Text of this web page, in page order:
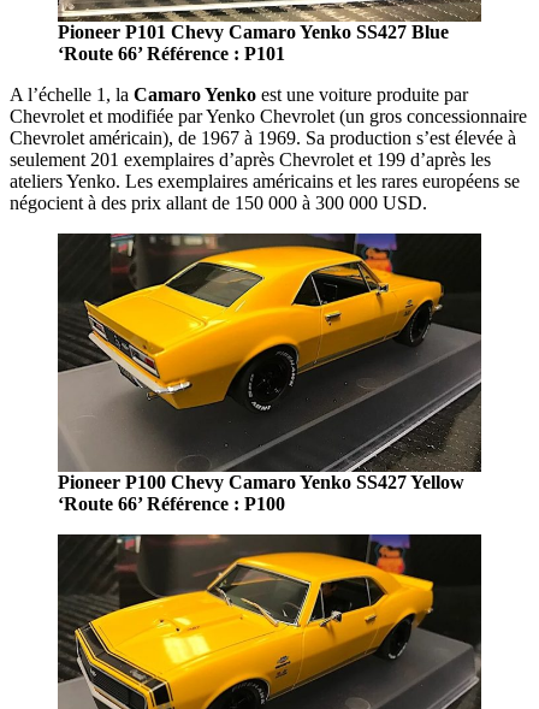
Pioneer P101 Chevy Camaro Yenko SS427 Blue
‘Route 66’ Référence : P101
A l’échelle 1, la Camaro Yenko est une voiture produite par
Chevrolet et modifiée par Yenko Chevrolet (un gros concessionnaire
Chevrolet américain), de 1967 à 1969. Sa production s’est élevée à
seulement 201 exemplaires d’après Chevrolet et 199 d’après les
ateliers Yenko. Les exemplaires américains et les rares européens se
négocient à des prix allant de 150 000 à 300 000 USD.
Pioneer P100 Chevy Camaro Yenko SS427 Yellow
‘Route 66’ Référence : P100